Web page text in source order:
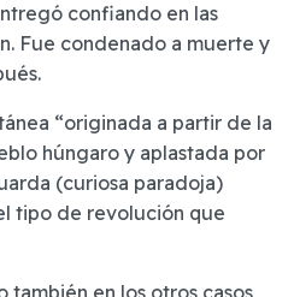
confiando en las
Fue condenado a muerte y
“originada a partir de la
húngaro y aplastada por
(curiosa paradoja)
tipo de revolución que